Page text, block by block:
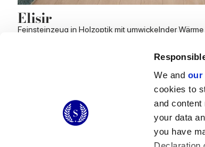
We and our
cookies to
and content
your data
you have
Elisir
Feinsteinzeug in Holzoptik mit umwickelnder Wärme
Ceramiche Marca Corona
Via Emilia Romagna 7, 41049 Sassuolo (MO)